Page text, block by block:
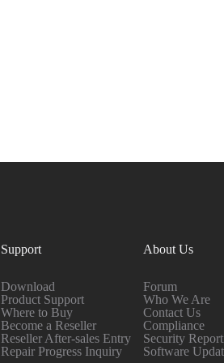
Support
Download
Product Support
Where to Buy
Become a Reseller
Reseller After-salesEntry
Repair ProgressInquiry
About Us
Forum
Who We Are
Contact Us
Compliance
Security
Software